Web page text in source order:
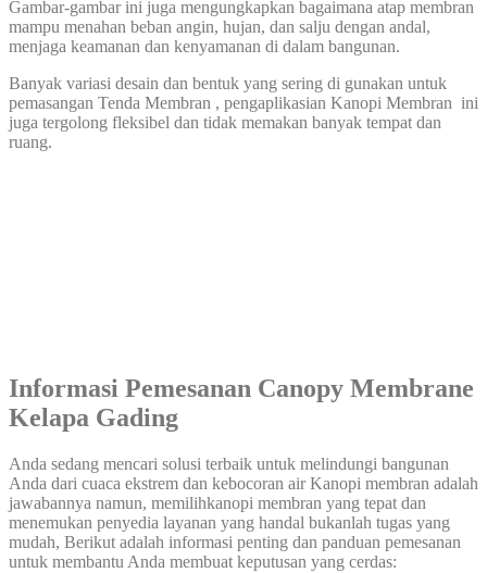
Gambar-gambar ini juga mengungkapkan bagaimana atap membran
mampu menahan beban angin, hujan, dan salju dengan andal,
menjaga keamanan dan kenyamanan di dalam bangunan.
Banyak variasi desain dan bentuk yang sering di gunakan untuk
pemasangan Tenda Membran , pengaplikasian Kanopi Membran ini
juga tergolong fleksibel dan tidak memakan banyak tempat dan
ruang.
Informasi Pemesanan Canopy Membrane
Kelapa Gading
Anda sedang mencari solusi terbaik untuk melindungi bangunan
Anda dari cuaca ekstrem dan kebocoran air Kanopi membran adalah
jawabannya namun, memilihkanopi membran yang tepat dan
menemukan penyedia layanan yang handal bukanlah tugas yang
mudah, Berikut adalah informasi penting dan panduan pemesanan
untuk membantu Anda membuat keputusan yang cerdas: